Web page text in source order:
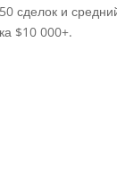
сделок и
$10 000+.